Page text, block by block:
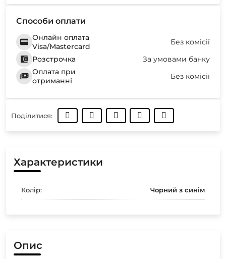
Способи оплати
Онлайн оплата
Visa/Mastercard
Без комісії
Розстрочка
За умовами банку
Оплата при
отриманні
Без комісії
Поділитися:
Характеристики
Колір: Чорний з синім
Опис